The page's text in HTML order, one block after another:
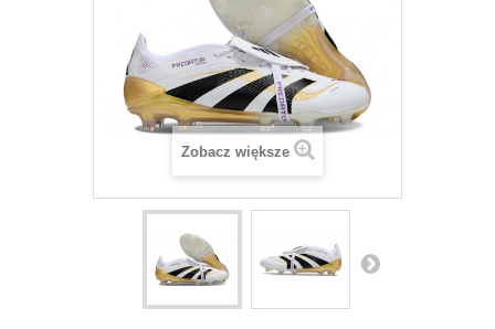
Zobacz większe